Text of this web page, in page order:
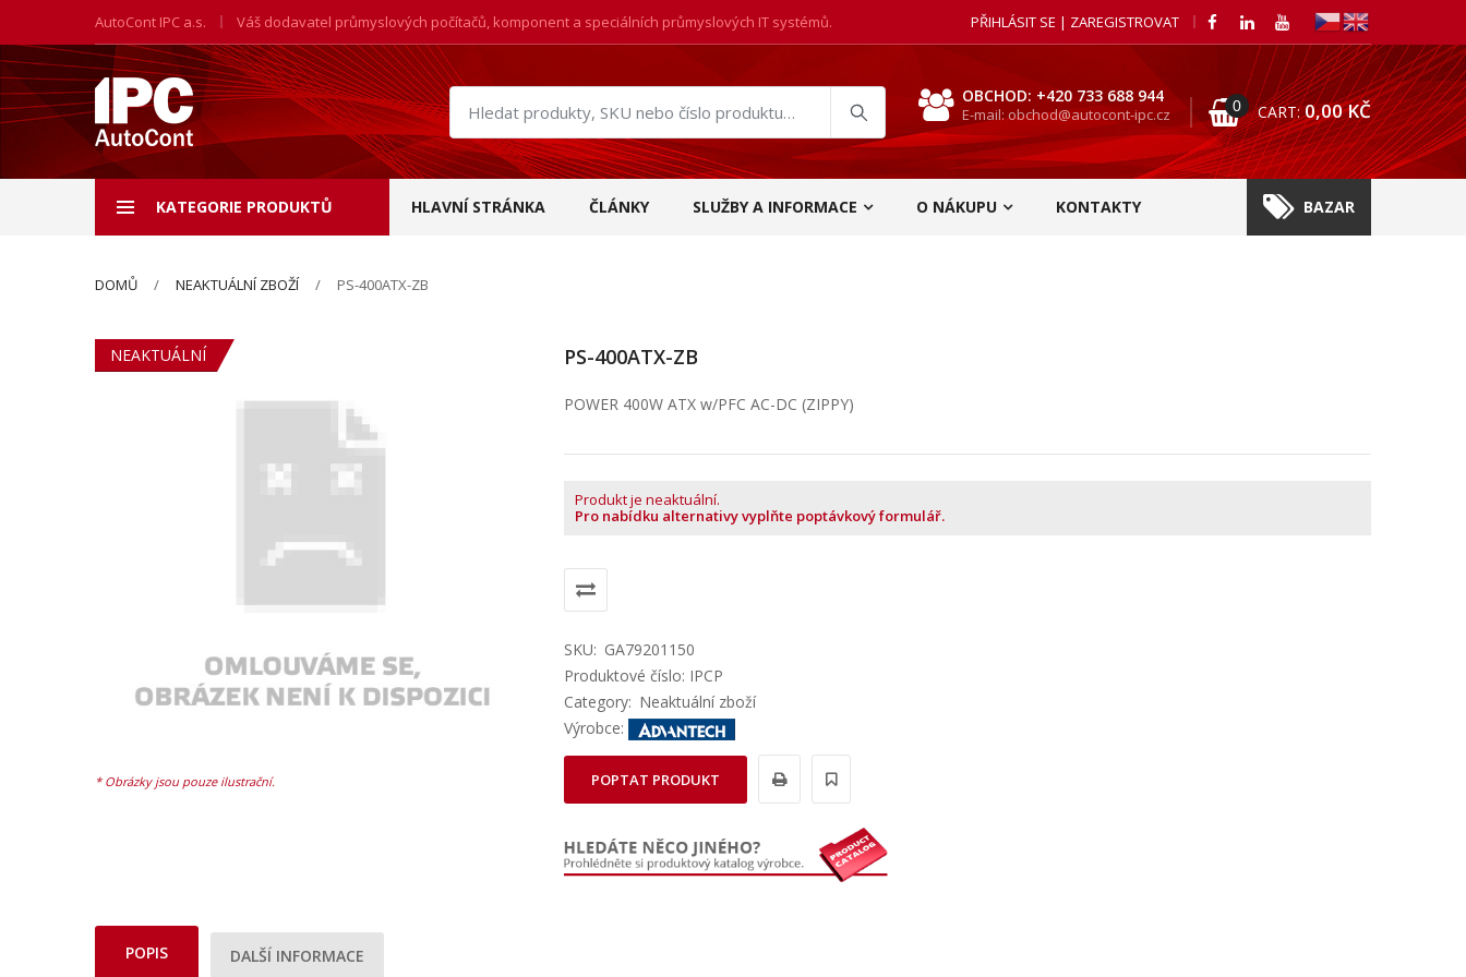
AutoCont IPC a.s. Váš dodavatel průmyslových počítačů, komponent a speciálních průmyslových IT systémů. PŘIHLÁSIT SE | ZAREGISTROVAT
Hledat
produkty
OBCHOD: +420 733 688 944
E-mail: obchod@autocont-ipc.cz 0 CART: 0,00KČ
KATEGORIE PRODUKTŮ HLAVNÍ STRÁNKA ČLÁNKY SLUŽBY A INFORMACE O NÁKUPU KONTAKTY BAZAR
DOMŮ NEAKTUÁLNÍ ZBOŽÍ PS-400ATX-ZB
NEAKTUÁLNÍ PS-400ATX-ZB
POWER 400W ATX w/PFC AC-DC (ZIPPY)
Produkt je neaktuální.
Pro nabídku alternativy vyplňte poptávkový formulář.
SKU: GA79201150
Produktové číslo: IPCP
Category: Neaktuální zboží
Výrobce:
POPTAT PRODUKT
POPIS DALŠÍ INFORMACE